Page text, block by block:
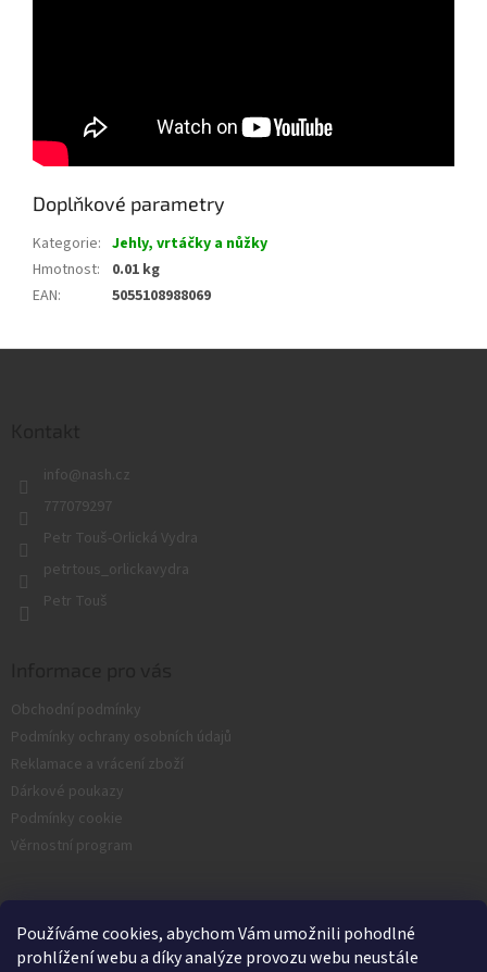
Používáme cookies, abychom Vám umožnili pohodlné
prohlížení webu a díky analýze provozu webu neustále
Doplňkové parametry
Kategorie: Jehly, vrtáčky a nůžky
Hmotnost:
0.01 kg
EAN: 5055108988069
info@nash.cz
777079297
Petr Touš-Orlická Vydra
petrtous_orlickavydra
Petr Touš
Obchodní podmínky
Podmínky ochrany osobních údajů
Reklamace a vrácení zboží
Dárkové poukazy
Podmínky cookie
Věrnostní program
Facebook